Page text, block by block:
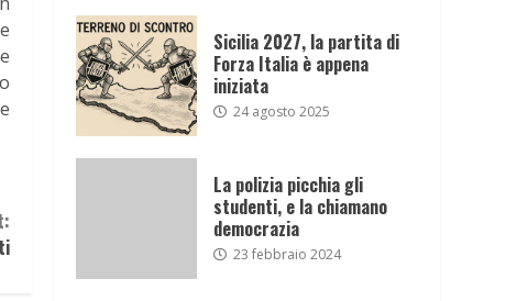
Sicilia 2027, la partita di
Forza Italia è appena
iniziata
24 agosto 2025
La polizia picchia gli
studenti, e la chiamano
democrazia
23 febbraio 2024